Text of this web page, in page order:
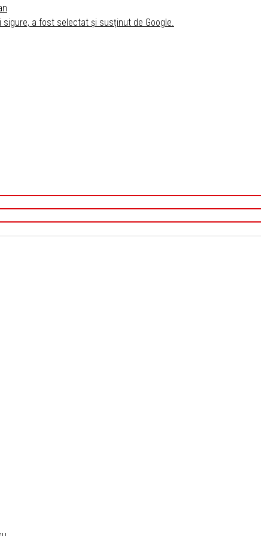
a fost selectat și susținut de Google.